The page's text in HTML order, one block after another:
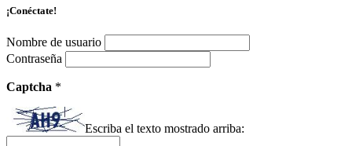
¡Conéctate!
Nombre de usuario
Contraseña
Captcha *
Escriba el texto mostrado arriba: